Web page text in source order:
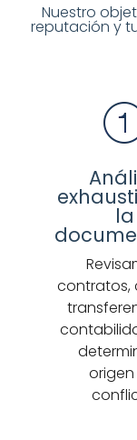
Nuestro
reputación y
la
contratos,